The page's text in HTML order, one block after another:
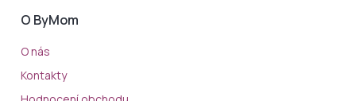
O ByMom
O nás
Kontakty